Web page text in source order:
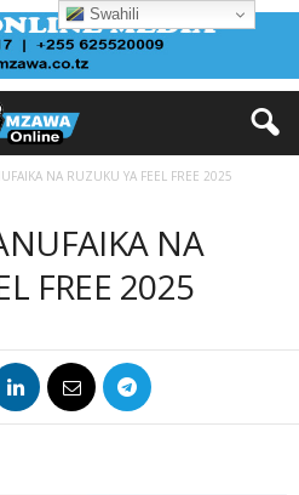
NA RUZUKU YA FEEL FREE 2025
NA
FREE 2025
Swahili